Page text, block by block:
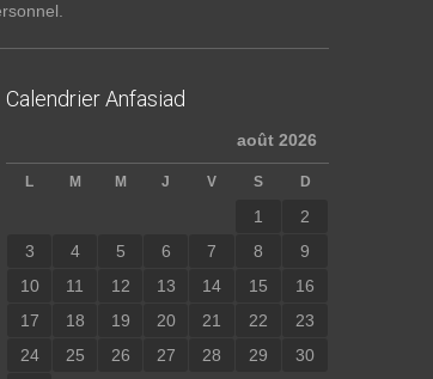
Calendrier Anfasiad
août 2026
L M M J V S D
1
2
3
4 5 6 7 8
9
10
11 12 13 14 15
16
17
18 19 20 21 22
23
24
25 26 27 28 29
30